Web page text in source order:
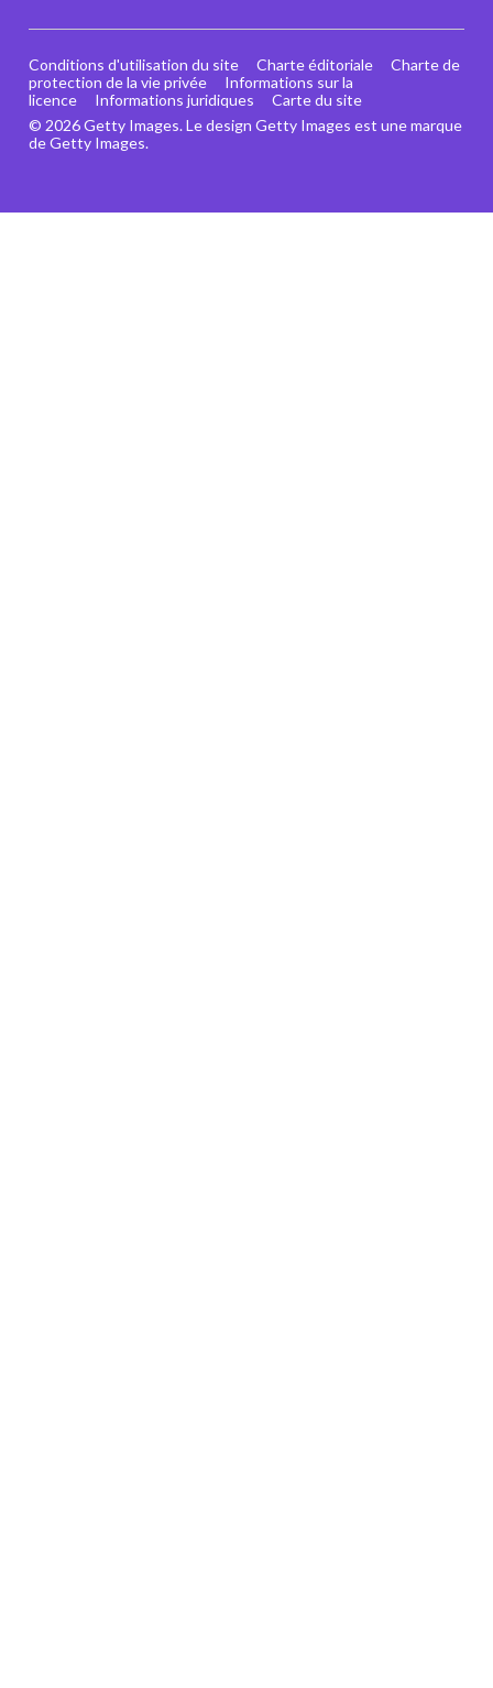
© 2026 Getty Images. Le design Getty Images est une marque
de Getty Images.
Conditions d'utilisation du site Charte éditoriale
Charte de
protection de la vie privée
Informations sur la
licence
Informations juridiques Carte du site